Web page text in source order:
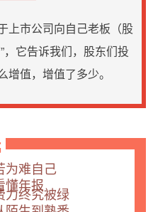
上市公司向自己老板（股
，它告诉我们，股东们投
值，增值了多少。
为难自己
力终究被绿
懂年报